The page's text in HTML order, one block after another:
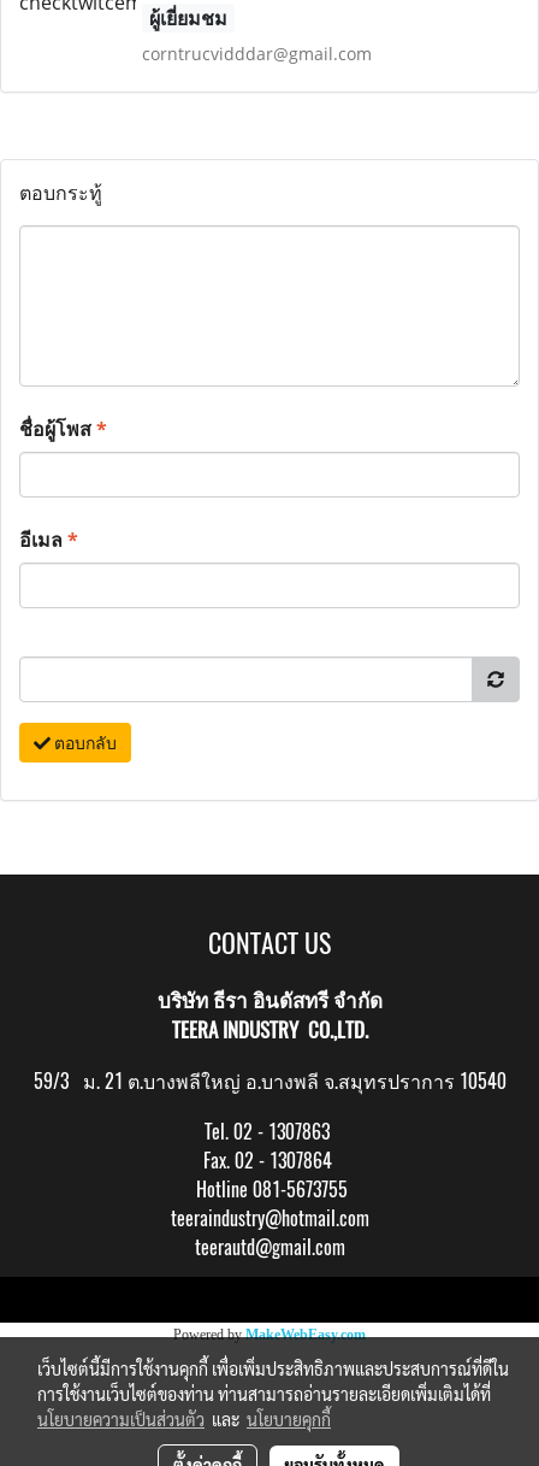
ผู้เยี่ยมชม
corntrucvidddar@gmail.com
ตอบกระทู้
ชื่อผู้โพส*
อีเมล*
ตอบกลับ
CONTACT US
บริษัท ธีรา อินดัสทรี จำกัด
TEERA INDUSTRY CO.,LTD.
59/3 ม. 21 ต.บางพลีใหญ่ อ.บางพลี จ.สมุทรปราการ 10540
Tel. 02 - 1307863
Fax. 02 - 1307864
Hotline 081-5673755
teeraindustry@hotmail.com
teerautd@gmail.com
Powered byMakeWebEasy.com
เว็บไซต์นี้มีการใช้งานคุกกี้ เพื่อเพิ่มประสิทธิภาพและประสบการณ์ที่ดีใน
การใช้งานเว็บไซต์ของท่าน ท่านสามารถอ่านรายละเอียดเพิ่มเติมได้ที่
นโยบายความเป็นส่วนตัว และ นโยบายคุกกี้